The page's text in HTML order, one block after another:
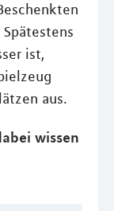
ist,
aus.
wissen